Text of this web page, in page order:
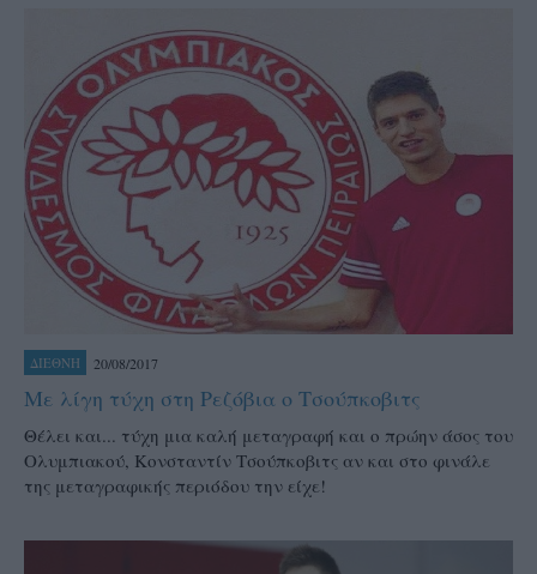
ΔΙΕΘΝΗ 20/08/2017
Με λίγη τύχη στη Ρεζόβια ο Τσούπκοβιτς
Θέλει και... τύχη μια καλή μεταγραφή και ο πρώην άσος του
Ολυμπιακού, Κονσταντίν Τσούπκοβιτς αν και στο φινάλε
της μεταγραφικής περιόδου την είχε!